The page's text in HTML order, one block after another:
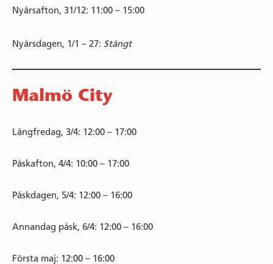
Nyårsafton, 31/12: 11:00 – 15:00
Nyårsdagen, 1/1 – 27: Stängt
Malmö City
Långfredag, 3/4: 12:00 – 17:00
Påskafton, 4/4: 10:00 – 17:00
Påskdagen, 5/4: 12:00 – 16:00
Annandag påsk, 6/4: 12:00 – 16:00
Första maj: 12:00 – 16:00